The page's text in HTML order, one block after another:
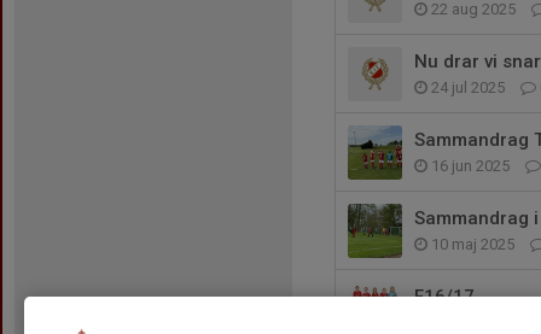
22 aug 2025
Nu drar vi
24 jul 2025
Sammandrag
16 jun 2025
Sammandrag
10 maj 2025
F16/17